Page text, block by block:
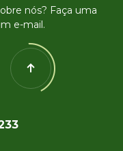
nós? Faça uma
e-mail.